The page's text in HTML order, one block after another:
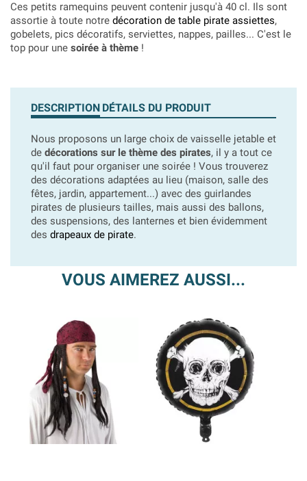
Ces petits ramequins peuvent contenir jusqu'à 40 cl. Ils sont
assortie à toute notre décoration de table pirate assiettes,
gobelets, pics décoratifs, serviettes, nappes, pailles... C'est le
top pour une soirée à thème !
DESCRIPTION DÉTAILS DU PRODUIT
Nous proposons un large choix de vaisselle jetable et
de décorations sur le thème des pirates, il y a tout ce
qu'il faut pour organiser une soirée ! Vous trouverez
des décorations adaptées au lieu (maison, salle des
fêtes, jardin, appartement...) avec des guirlandes
pirates de plusieurs tailles, mais aussi des ballons,
des suspensions, des lanternes et bien évidemment
des drapeaux de pirate.
VOUS AIMEREZ AUSSI...